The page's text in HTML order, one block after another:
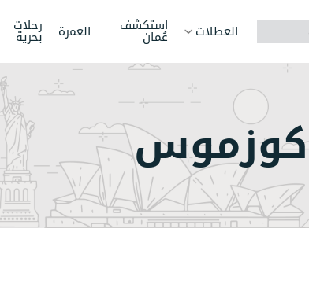
العطلات
روسيا
أذربيجان
بوتان
تركيا
الهند
سريلانكا
فيتنام
كازاخستان
استكشف
عُمان العمرة رحلات
بحرية
كوزموس